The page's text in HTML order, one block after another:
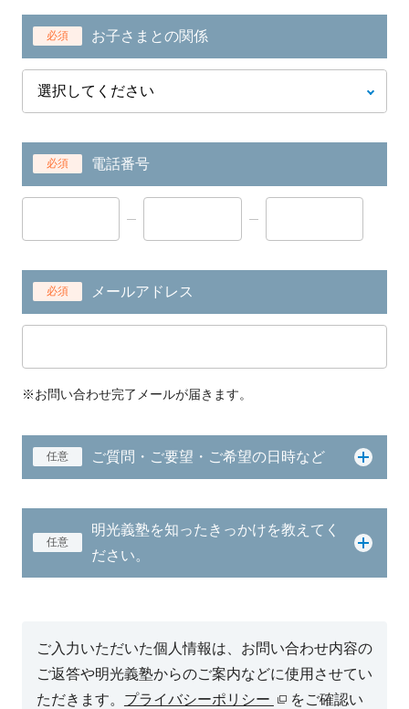
必須 お子さまとの関係
必須 電話番号
必須 メールアドレス
※お問い合わせ完了メールが届きます。
任意 ご質問・ご要望・ご希望の日時など
任意
明光義塾を知ったきっかけを教えてく
ださい。
ご入力いただいた個人情報は、お問い合わせ内容の
ご返答や明光義塾からのご案内などに使用させてい
ただきます。 プライバシーポリシー をご確認い